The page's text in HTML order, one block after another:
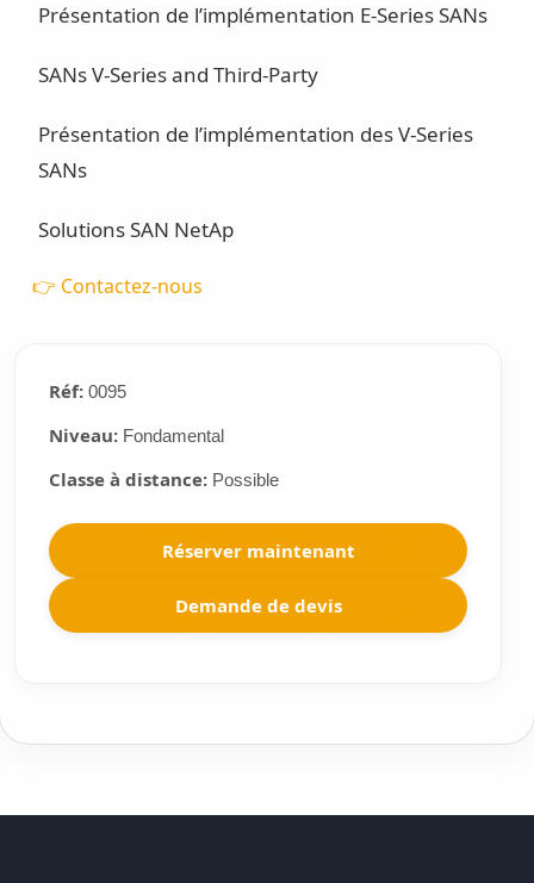
Présentation de l’implémentation E-Series SANs
SANs V-Series and Third-Party
Présentation de l’implémentation des V-Series
SANs
Solutions SAN NetAp
👉 Contactez-nous
Réf:0095
Niveau:Fondamental
Classe à distance:Possible
Réserver maintenant
Demande de devis